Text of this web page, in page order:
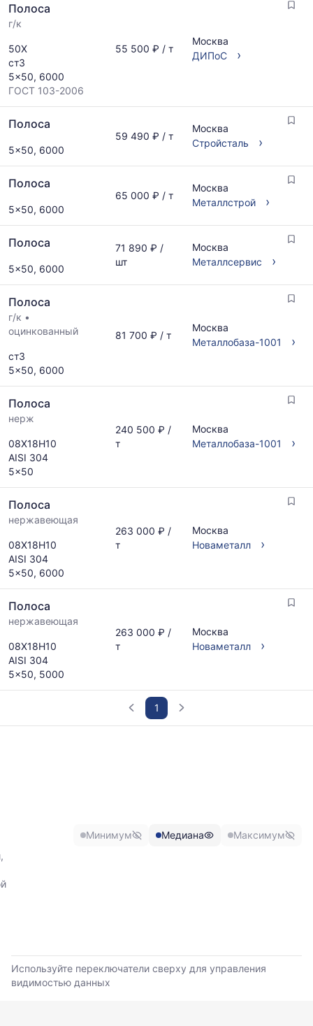
Полоса
г/к
50Х
ст3
5x50, 6000
ГОСТ 103-2006
55 500 ₽ / т
Москва
ДИПоС
›
Полоса
5x50, 6000
59 490 ₽ / т
Москва
Стройсталь
›
Полоса
5x50, 6000
65 000 ₽ / т
Москва
Металлстрой
›
Полоса
5x50, 6000
71 890 ₽ /
шт
Москва
Металлсервис
›
Полоса
г/к •
оцинкованный
ст3
5x50, 6000
81 700 ₽ / т
Москва
Металлобаза-1001
›
Полоса
нерж
08Х18Н10
AISI 304
5x50
240 500 ₽ /
т
Москва
Металлобаза-1001
›
Полоса
нержавеющая
08Х18Н10
AISI 304
5x50, 6000
263 000 ₽ /
т
Москва
Новаметалл
›
Полоса
нержавеющая
08Х18Н10
AISI 304
5x50, 5000
263 000 ₽ /
т
Москва
Новаметалл
›
1
6
месяцев.
Используйте
Минимум Медиана Максимум
Используйте переключатели сверху для управления
видимостью данных